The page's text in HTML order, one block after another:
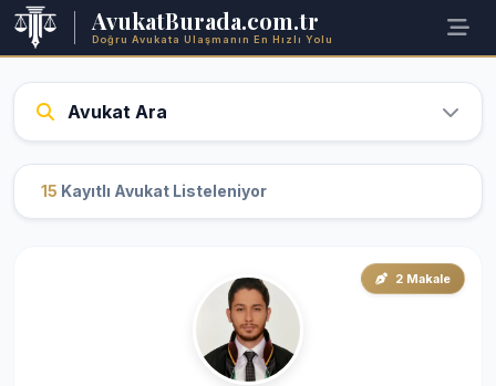
AvukatBurada.com.tr
Doğru Avukata Ulaşmanın En Hızlı Yolu
Avukat Ara
15 Kayıtlı Avukat Listeleniyor
2 Makale